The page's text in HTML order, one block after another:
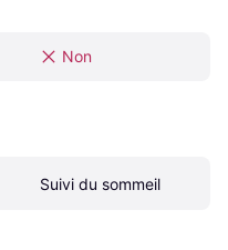
Non
Suivi du sommeil